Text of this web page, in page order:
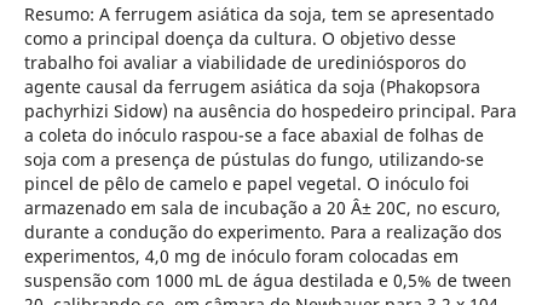
Resumo: A ferrugem asiática da soja, tem se apresentado
como a principal doença da cultura. O objetivo desse
trabalho foi avaliar a viabilidade de urediniósporos do
agente causal da ferrugem asiática da soja (Phakopsora
pachyrhizi Sidow) na ausência do hospedeiro principal. Para
a coleta do inóculo raspou-se a face abaxial de folhas de
soja com a presença de pústulas do fungo, utilizando-se
pincel de pêlo de camelo e papel vegetal. O inóculo foi
armazenado em sala de incubação a 20 Â± 20C, no escuro,
durante a condução do experimento. Para a realização dos
experimentos, 4,0 mg de inóculo foram colocadas em
suspensão com 1000 mL de água destilada e 0,5% de tween